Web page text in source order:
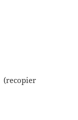
(recopier